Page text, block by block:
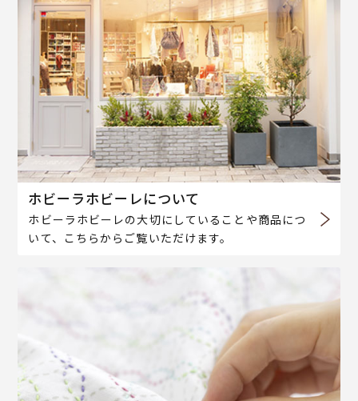
ホビーラホビーレについて
ホビーラホビーレの大切にしていることや商品につ
いて、こちらからご覧いただけます。